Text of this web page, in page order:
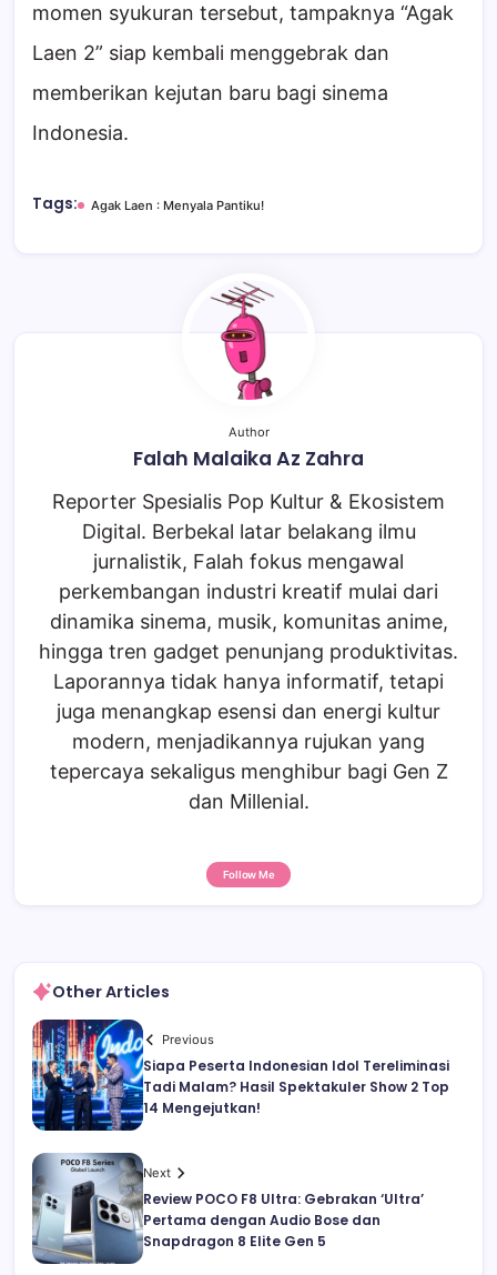
momen syukuran tersebut, tampaknya “Agak
Laen 2” siap kembali menggebrak dan
memberikan kejutan baru bagi sinema
Indonesia.
Tags: Agak Laen : Menyala Pantiku!
Author
Falah Malaika Az Zahra
Reporter Spesialis Pop Kultur & Ekosistem
Digital. Berbekal latar belakang ilmu
jurnalistik, Falah fokus mengawal
perkembangan industri kreatif mulai dari
dinamika sinema, musik, komunitas anime,
hingga tren gadget penunjang produktivitas.
Laporannya tidak hanya informatif, tetapi
juga menangkap esensi dan energi kultur
modern, menjadikannya rujukan yang
tepercaya sekaligus menghibur bagi Gen Z
dan Millenial.
Follow Me
Other Articles
Previous
Siapa Peserta Indonesian Idol Tereliminasi
Tadi Malam? Hasil Spektakuler Show 2 Top
14 Mengejutkan!
Next
Review POCO F8 Ultra: Gebrakan ‘Ultra’
Pertama dengan Audio Bose dan
Snapdragon 8 Elite Gen 5